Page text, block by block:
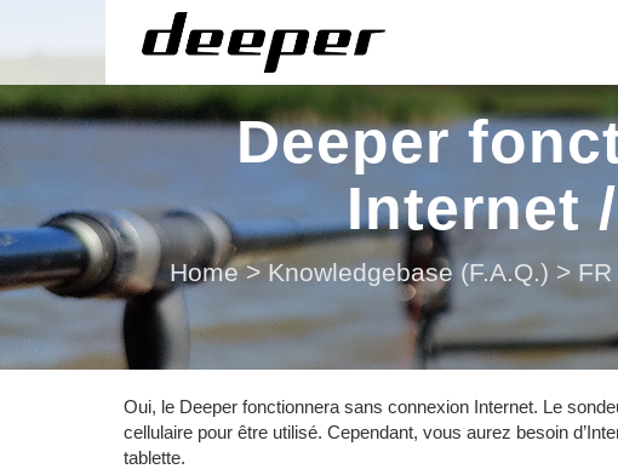
Deeper
Internet
Home > Knowledgebase (F.A.Q.) > FR
Oui, le Deeper fonctionnera sans connexion Internet. Le
cellulaire pour être utilisé. Cependant, vous aurez besoin
tablette.